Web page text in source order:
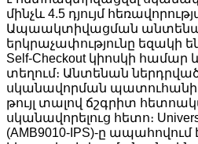
մինչև 4.5 դյույմ
Ապաակտիվացման
երկրաչափությունը եզակի են
Self-Checkout կիոսկի
տեղում։ Անտենան
սկանավորման պատուհանի
թույլ տալով ճշգրիտ
սկանավորելուց հետո։
(AMB9010-IPS)-ը ապահովում